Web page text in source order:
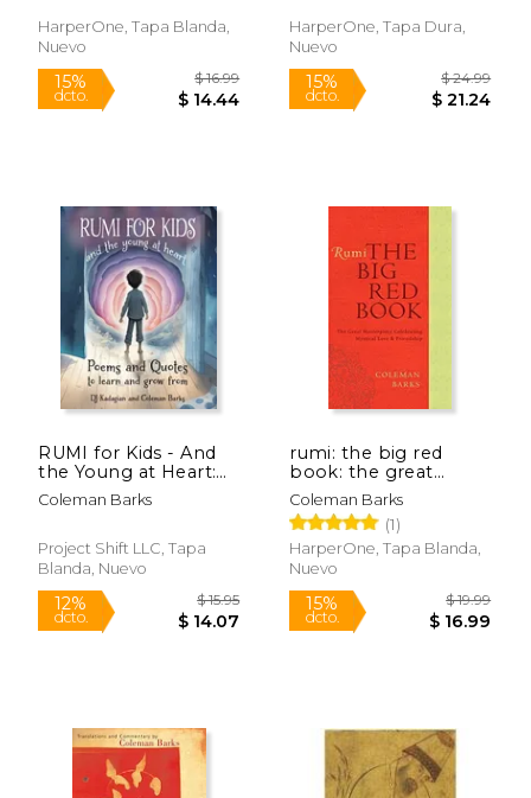
HarperOne, Tapa Blanda,
Nuevo
15% $ 16.99
HarperOne, Tapa Dura,
Nuevo
15%
RUMI for Kids - And
the Young at Heart:
Poems and Quotes
to Learn and Grow
Coleman Barks
Project Shift LLC, Tapa
Blanda, Nuevo
rumi: the big red
book: the great
masterpiece
celebrating mystical
love and friendship
(en Inglés)
Coleman Barks
(1)
HarperOne, Tapa Blanda,
Nuevo